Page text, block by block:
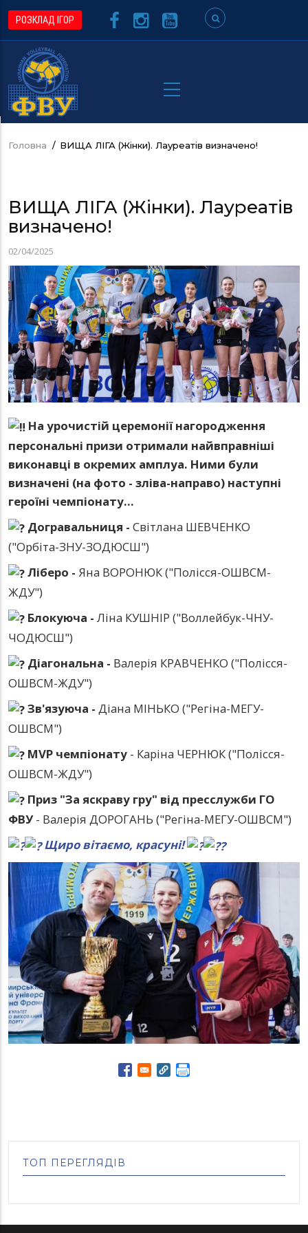
Перейти
основного
вмісту
РОЗКЛАД ІГОР
Рядок
Головна / ВИЩА ЛІГА (Жінки). Лауреатів визначено!
ВИЩА ЛІГА (Жінки). Лауреатів
визначено!
02/04/2025
На урочистій церемонії нагородження
персональні призи отримали найвправніші
виконавці в окремих амплуа. Ними були
визначені (на фото - зліва-направо) наступні
героїні чемпіонату...
Догравальниця - Світлана ШЕВЧЕНКО
("Орбіта-ЗНУ-ЗОДЮСШ")
Ліберо - Яна ВОРОНЮК ("Полісся-ОШВСМ-
ЖДУ")
Блокуюча - Ліна КУШНІР ("Воллейбук-ЧНУ-
ЧОДЮСШ")
Діагональна - Валерія КРАВЧЕНКО ("Полісся-
ОШВСМ-ЖДУ")
Зв'язуюча - Діана МІНЬКО ("Регіна-МЕГУ-
ОШВСМ")
MVP чемпіонату - Каріна ЧЕРНЮК ("Полісся-
ОШВСМ-ЖДУ")
Приз "За яскраву гру" від пресслужби ГО
ФВУ- Валерія ДОРОГАНЬ ("Регіна-МЕГУ-ОШВСМ")
Щиро вітаємо, красуні!
ТОП ПЕРЕГЛЯДІВ